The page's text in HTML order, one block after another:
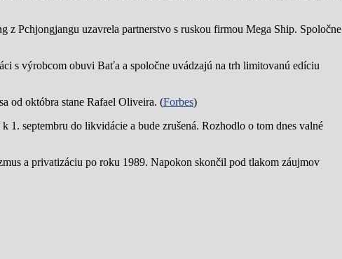
z Pchjongjangu uzavrela partnerstvo s ruskou firmou Mega Ship. Spoločne
s výrobcom obuvi Baťa a spoločne uvádzajú na trh limitovanú edíciu
od októbra stane Rafael Oliveira. (Forbes)
1. septembru do likvidácie a bude zrušená. Rozhodlo o tom dnes valné
a privatizáciu po roku 1989. Napokon skončil pod tlakom záujmov